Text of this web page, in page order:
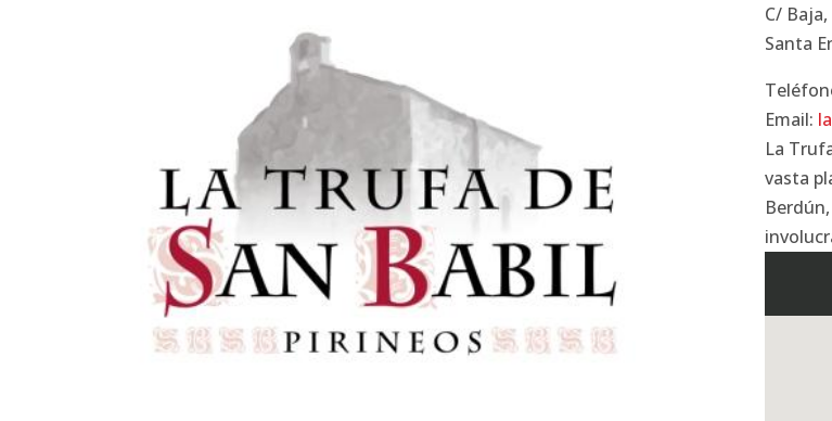
C/ Baja,
Santa
Email:
La
vasta